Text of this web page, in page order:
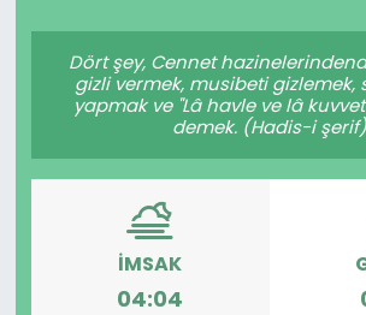
Dört şey, Cennet
gizli vermek, musibeti gizlemek,
yapmak ve "Lâ havle ve lâ
demek. (Hadis-i şerif)
İMSAK
04:04
Teknoloji
Resmi İlanlar
Yaşam
Künye
Gizlilik Sözleşmesi
İletişim